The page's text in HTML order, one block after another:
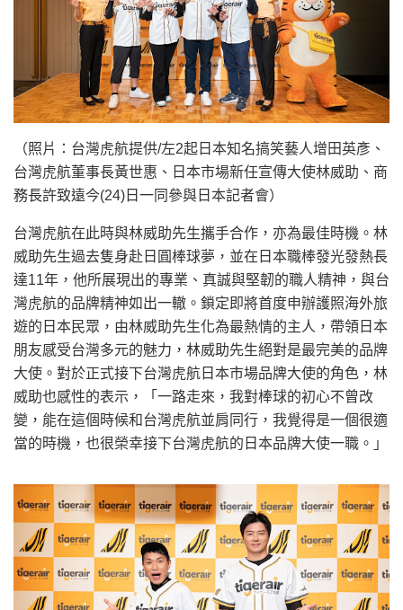
（照片：台灣虎航提供/左2起日本知名搞笑藝人增田英彥、
台灣虎航董事長黃世惠、日本市場新任宣傳大使林威助、商
務長許致遠今(24)日一同參與日本記者會）
台灣虎航在此時與林威助先生攜手合作，亦為最佳時機。林
威助先生過去隻身赴日圓棒球夢，並在日本職棒發光發熱長
達11年，他所展現出的專業、真誠與堅韌的職人精神，與台
灣虎航的品牌精神如出一轍。鎖定即將首度申辦護照海外旅
遊的日本民眾，由林威助先生化為最熱情的主人，帶領日本
朋友感受台灣多元的魅力，林威助先生絕對是最完美的品牌
大使。對於正式接下台灣虎航日本市場品牌大使的角色，林
威助也感性的表示，「一路走來，我對棒球的初心不曾改
變，能在這個時候和台灣虎航並肩同行，我覺得是一個很適
當的時機，也很榮幸接下台灣虎航的日本品牌大使一職。」